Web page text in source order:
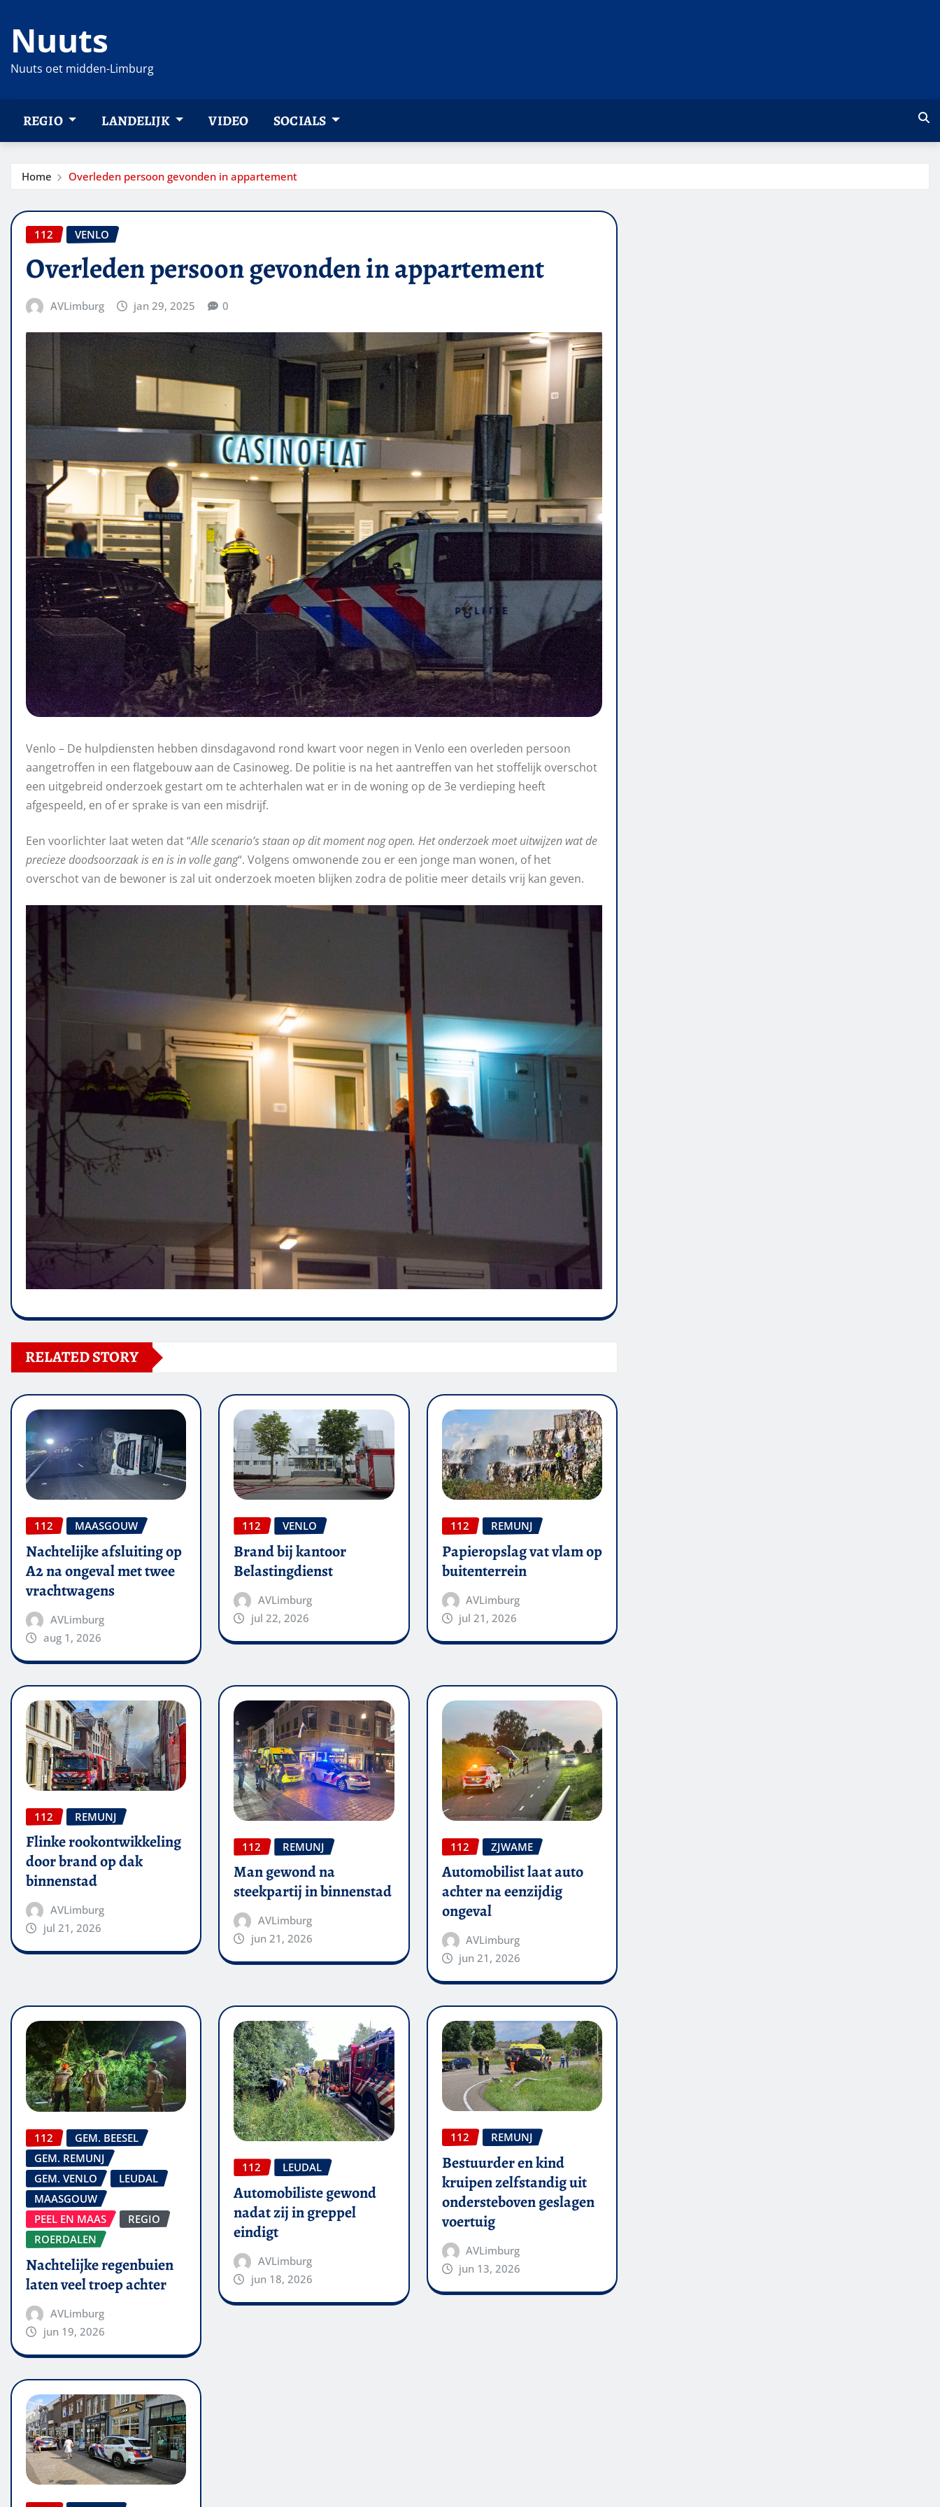
naar
inhoud
Nuuts
Nuuts oet midden-Limburg
REGIO LANDELIJK VIDEO SOCIALS
Home Overleden persoon gevonden in appartement
112 VENLO
Overleden persoon gevonden in appartement
AVLimburg jan 29, 2025 0
Venlo – De hulpdiensten hebben dinsdagavond rond kwart voor negen in Venlo een overleden persoon
aangetroffen in een flatgebouw aan de Casinoweg. De politie is na het aantreffen van het stoffelijk overschot
een uitgebreid onderzoek gestart om te achterhalen wat er in de woning op de 3e verdieping heeft
afgespeeld, en of er sprake is van een misdrijf.
Een voorlichter laat weten dat “Alle scenario’s staan op dit moment nog open. Het onderzoek moet uitwijzen wat de
precieze doodsoorzaak is en is in volle gang“. Volgens omwonende zou er een jonge man wonen, of het
overschot van de bewoner is zal uit onderzoek moeten blijken zodra de politie meer details vrij kan geven.
RELATED STORY
112 MAASGOUW
Nachtelijke afsluiting op
A2 na ongeval met twee
vrachtwagens
AVLimburg
aug 1, 2026
112 VENLO
Brand bij kantoor
Belastingdienst
AVLimburg
jul 22, 2026
112 REMUNJ
Papieropslag vat vlam op
buitenterrein
AVLimburg
jul 21, 2026
112 REMUNJ
Flinke rookontwikkeling
door brand op dak
binnenstad
AVLimburg
jul 21, 2026
112 REMUNJ
Man gewond na
steekpartij in binnenstad
AVLimburg
jun 21, 2026
112 ZJWAME
Automobilist laat auto
achter na eenzijdig
ongeval
AVLimburg
jun 21, 2026
112
GEM. BEESEL
GEM. REMUNJ
GEM. VENLO
LEUDAL
MAASGOUW
PEEL EN MAAS
REGIO
ROERDALEN
Nachtelijke regenbuien
laten veel troep achter
AVLimburg
jun 19, 2026
112 LEUDAL
Automobiliste gewond
nadat zij in greppel
eindigt
AVLimburg
jun 18, 2026
112 REMUNJ
Bestuurder en kind
kruipen zelfstandig uit
ondersteboven geslagen
voertuig
AVLimburg
jun 13, 2026